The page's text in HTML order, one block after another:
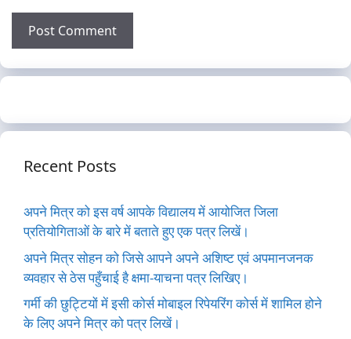
Recent Posts
अपने मित्र को इस वर्ष आपके विद्यालय में आयोजित जिला
प्रतियोगिताओं के बारे में बताते हुए एक पत्र लिखें।
अपने मित्र सोहन को जिसे आपने अपने अशिष्ट एवं अपमानजनक
व्यवहार से ठेस पहुँचाई है क्षमा-याचना पत्र लिखिए।
गर्मी की छुट्टियों में इसी कोर्स मोबाइल रिपेयरिंग कोर्स में शामिल होने
के लिए अपने मित्र को पत्र लिखें।